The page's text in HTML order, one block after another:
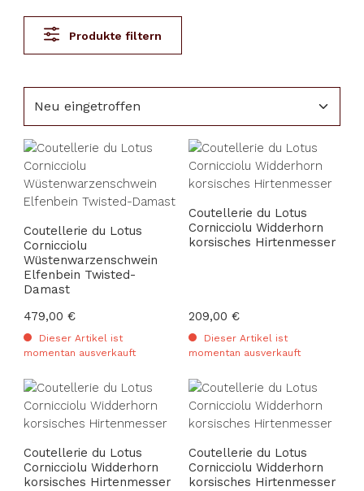
Produkte filtern
Coutellerie du Lotus
Cornicciolu
Wüstenwarzenschwein
Elfenbein Twisted-
Damast
Regulärer Preis:
479,00 €
Dieser Artikel ist
momentan ausverkauft
Coutellerie du Lotus
Cornicciolu Widderhorn
korsisches Hirtenmesser
Regulärer Preis:
209,00 €
Dieser Artikel ist
momentan ausverkauft
Coutellerie du Lotus
Cornicciolu Widderhorn
korsisches Hirtenmesser
Coutellerie du Lotus
Cornicciolu Widderhorn
korsisches Hirtenmesser